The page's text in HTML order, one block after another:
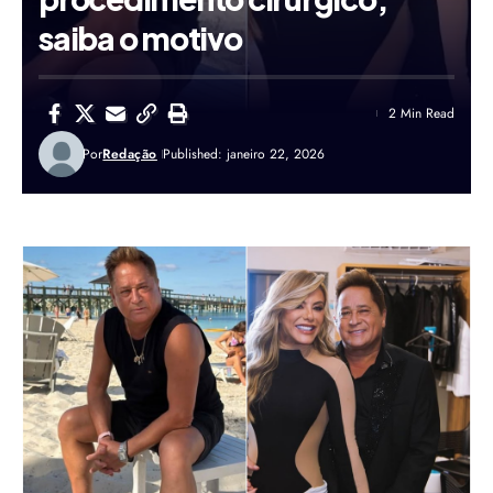
saiba o motivo
PorRedação Published: janeiro 22, 2026
2 Min Read